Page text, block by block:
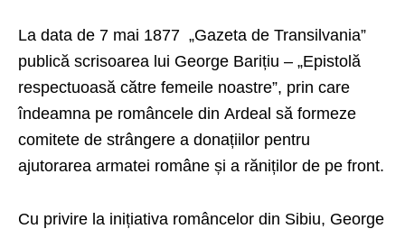
La data de 7 mai 1877 „Gazeta de Transilvania”
publică scrisoarea lui George Barițiu – „Epistolă
respectuoasă către femeile noastre”, prin care
îndeamna pe româncele din Ardeal să formeze
comitete de strângere a donațiilor pentru
ajutorarea armatei române și a răniților de pe front.
Cu privire la inițiativa româncelor din Sibiu, George